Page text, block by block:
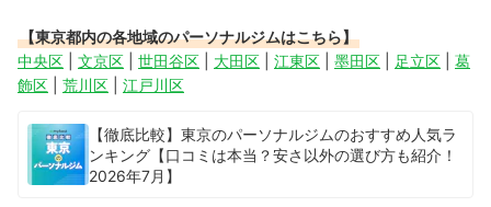
【東京都内の各地域のパーソナルジムはこちら】
中央区
文京区 世田谷区 大田区 江東区 墨田区 足立区
葛
飾区
荒川区 江戸川区
【徹底比較】東京のパーソナルジムのおすすめ人気ラ
ンキング【口コミは本当？安さ以外の選び方も紹介！
2026年7月】